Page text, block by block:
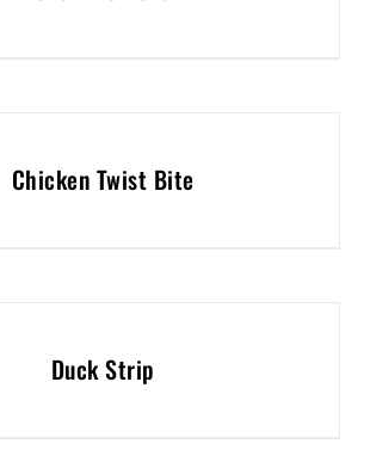
Chicken Twist Bite
Duck Strip